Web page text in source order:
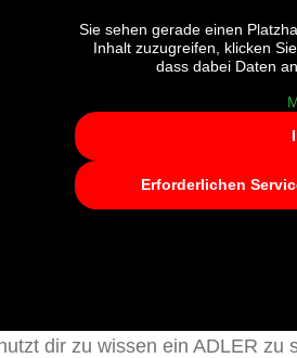
Sie sehen gerade einen
Inhalt zuzugreifen, klicken
dass dabei Daten
Erforderlichen
dir zu wissen ein ADLER